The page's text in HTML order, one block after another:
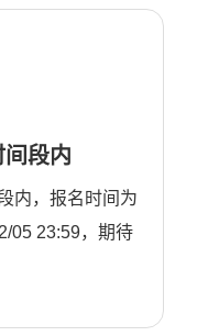
段内
内，报名时间为
05 23:59，期待